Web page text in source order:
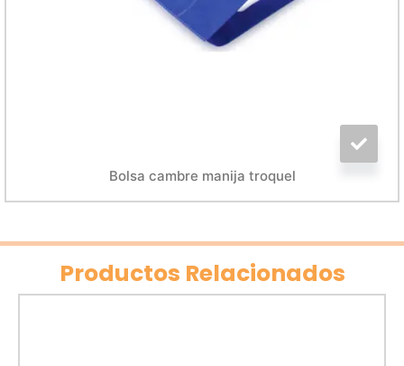
Bolsa cambre manija troquel
Productos Relacionados